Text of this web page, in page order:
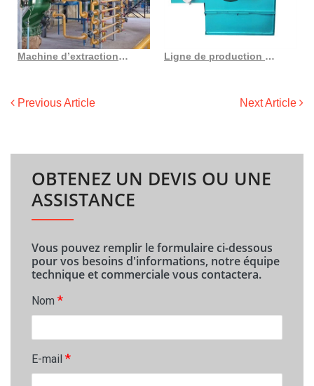
Machine d’extraction d’huile de soja à économie d’énergie et soja en France Ligne de production d’huile de coton de 50 td fabriquée au Sénégal
Previous Article Next Article
OBTENEZ UN DEVIS OU UNE
ASSISTANCE
Vous pouvez remplir le formulaire ci-dessous
pour vos besoins d'informations, notre équipe
technique et commerciale vous contactera.
Nom *
E-mail *